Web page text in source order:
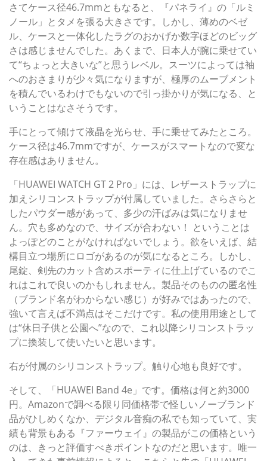
さてケース径46.7mmともなると、『パネライ』の「ルミ
ノール」とタメを張る大きさです。しかし、薄めのベゼ
ル、ケースと一体化したラグのおかげか数字ほどのビッグ
さは感じませんでした。あくまで、日本人が腕に乗せてい
て“ちょっと大きいな”と思うレベル。スーツによっては袖
へのおさまりが少々気になりますが、極厚のムーブメント
を積んでいるわけでもないので引っ掛かりが気になる、と
いうことはなさそうです。
手にとって傾けて液晶を光らせ、手に乗せてみたところ。
ケース径は46.7mmですが、ケースがスマートなので変な
存在感はありません。
「HUAWEI WATCH GT 2 Pro」には、レザーストラップに
加えシリコンストラップが付属していました。さらさらと
したパウダー感があって、多少の汗ばみは気になりませ
ん。穴も多めなので、サイズが合わない！ ということは
よっぽどのことがなければないでしょう。欲をいえば、結
構目立つ場所にロゴがあるのが気になるところ。しかし、
尾錠、剣先のカット含めスポーティに仕上げているのでこ
れはこれで良いのかもしれません。製品そのものの匿名性
（ブランド名がわからない感じ）が好みではあったので、
強いて言えば不満点はそこだけです。私の使用用途として
は“休日子供と公園へ”なので、これ以降シリコンストラッ
プに換装して使いたいと思います。
右が付属のシリコンストラップ。触り心地も良好です。
そして、「HUAWEI Band 4e」です。価格は何と約3000
円。Amazonで調べる限り同価格帯で怪しいノーブランド
品がひしめくなか、デジタル音痴の私でも知っていて、実
績も背景もある『ファーウェイ』の製品がこの価格という
のは、きっと評価すべきポイントなのだと思います。唯一